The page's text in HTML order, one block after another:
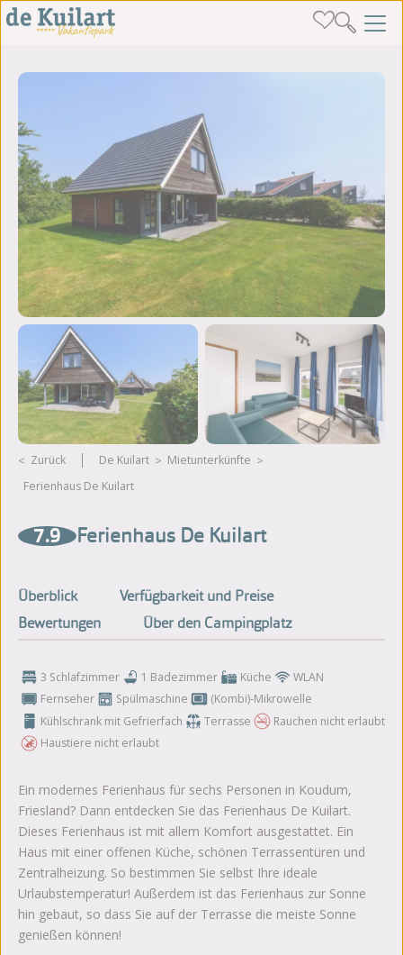
Zurück De Kuilart
Mietunterkünfte
Ferienhaus De Kuilart
7.9 Ferienhaus De Kuilart
Überblick
Verfügbarkeit und Preise
Bewertungen
Über den Campingplatz
3 Schlafzimmer 1 Badezimmer Küche
WLAN
Fernseher
Spülmaschine
(Kombi)-Mikrowelle
Kühlschrank mit Gefrierfach
Terrasse
Rauchen nicht erlaubt
Haustiere nicht erlaubt
Ein modernes Ferienhaus für sechs Personen in Koudum,
Friesland? Dann entdecken Sie das Ferienhaus De Kuilart.
Dieses Ferienhaus ist mit allem Komfort ausgestattet. Ein
Haus mit einer offenen Küche, schönen Terrassentüren und
Zentralheizung. So bestimmen Sie selbst Ihre ideale
Urlaubstemperatur! Außerdem ist das Ferienhaus zur Sonne
hin gebaut, so dass Sie auf der Terrasse die meiste Sonne
genießen können!